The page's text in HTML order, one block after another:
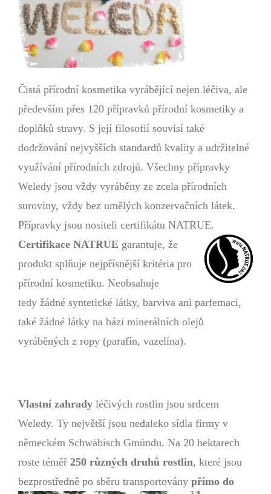
Čistá přírodní kosmetika vyrábějící nejen léčiva, ale
především přes 120 přípravků přírodní kosmetiky a
doplňků stravy. S její filosofií souvisí také
dodržování nejvyšších standardů kvality a udržitelné
využívání přírodních zdrojů. Všechny přípravky
Weledy jsou vždy vyráběny ze zcela přírodních
suroviny, vždy bez umělých konzervačních látek.
Přípravky jsou nositeli certifikátu NATRUE.
Certifikace NATRUE garantuje, že
produkt splňuje nejpřísnější kritéria pro
přírodní kosmetiku. Neobsahuje
tedy žádné syntetické látky, barviva ani parfemaci,
také žádné látky na bázi minerálních olejů
vyráběných z ropy (parafín, vazelína).
Vlastní zahrady léčivých rostlin jsou srdcem
Weledy. Ty největší jsou nedaleko sídla firmy v
německém Schwäbisch Gmündu. Na 20 hektarech
roste téměř 250 různých druhů rostlin, které jsou
bezprostředně po sběru transportovány přímo do